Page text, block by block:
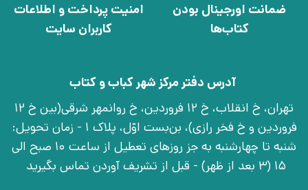
ضمانت اورجینال بودن
کتاب‌ها
امنیت پرداخت و اطلاعات
کاربران سایت
آدرس دفتر مرکز شهر کباب و کتاب
تهران، خ انقلاب، خ 12 فروردین، خ روانمهر شرقی(بین خ 12
فروردین و خ فخر رازی)، بن‌بست اوّل، پلاک 1 - زمان تحویل:
شنبه تا چهارشنبه به جز روزهای تعطیل از ساعت 10 صبح الی
15 (3 بعد از ظهر) - قبل از تشریف آوردن تماس بگیرید